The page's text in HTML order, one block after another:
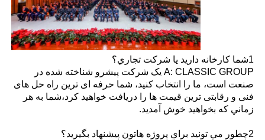
1شما کارخانه داريد يا شرکت تجاري؟
A: CLASSIC GROUP یک شرکت پیشرو شناخته شده در
صنعت است، ما را انتخاب کنید، شما حرفه ای ترین راه حل های
فنی و رقابتی ترین قیمت ها را دریافت خواهید کرد،شما به هر
زماني که بخواهيد خوش آمديد.
2چطور مي تونيد براي پروژه هاتون پيشنهاد بگيريد؟